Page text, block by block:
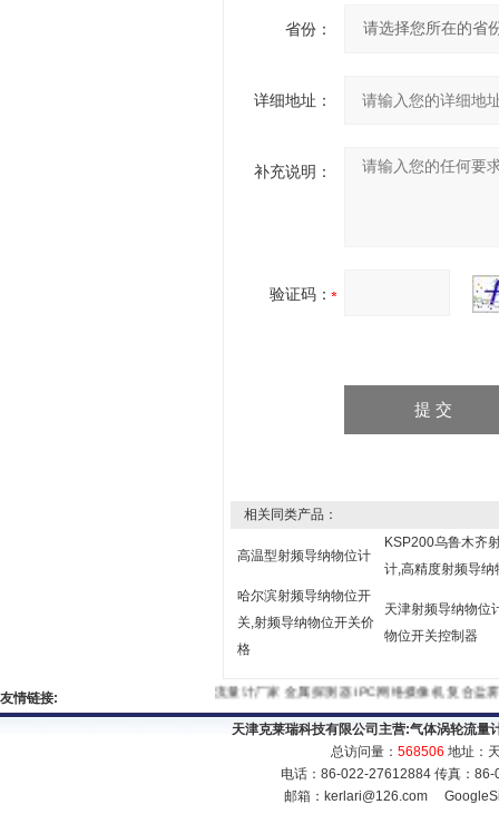
省份：
详细地址：
补充说明：
验证码：
相关同类产品：
高温型射频导纳物位计
KSP200乌鲁木齐
计,高精度射频导纳
哈尔滨射频导纳物位开
关,射频导纳物位开关价
格
天津射频导纳物位
物位开关控制器
友情链接: 流量计厂家金属探测器IPC网络摄像机复合
天津克莱瑞科技有限公司主营:气体涡轮流量
总访问量： 568506 地址：
电话：86-022-27612884 传真：
邮箱： kerlari@126.com